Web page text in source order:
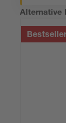
Alternative